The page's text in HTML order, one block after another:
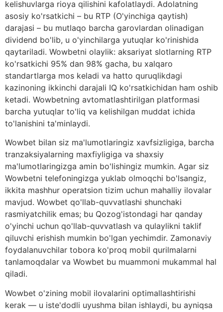
kelishuvlarga rioya qilishini kafolatlaydi. Adolatning
asosiy ko'rsatkichi – bu RTP (O'yinchiga qaytish)
darajasi – bu mutlaqo barcha garovlardan olinadigan
dividend bo'lib, u o'yinchilarga yutuqlar ko'rinishida
qaytariladi. Wowbetni olaylik: aksariyat slotlarning RTP
ko'rsatkichi 95% dan 98% gacha, bu xalqaro
standartlarga mos keladi va hatto quruqlikdagi
kazinoning ikkinchi darajali IQ ko'rsatkichidan ham oshib
ketadi. Wowbetning avtomatlashtirilgan platformasi
barcha yutuqlar to'liq va kelishilgan muddat ichida
to'lanishini ta'minlaydi.
Wowbet bilan siz ma'lumotlaringiz xavfsizligiga, barcha
tranzaksiyalarning maxfiyligiga va shaxsiy
ma'lumotlaringizga amin bo'lishingiz mumkin. Agar siz
Wowbetni telefoningizga yuklab olmoqchi bo'lsangiz,
ikkita mashhur operatsion tizim uchun mahalliy ilovalar
mavjud. Wowbet qo'llab-quvvatlashi shunchaki
rasmiyatchilik emas; bu Qozog'istondagi har qanday
o'yinchi uchun qo'llab-quvvatlash va qulaylikni taklif
qiluvchi erishish mumkin bo'lgan yechimdir. Zamonaviy
foydalanuvchilar tobora ko'proq mobil qurilmalarni
tanlamoqdalar va Wowbet bu muammoni mukammal hal
qiladi.
Wowbet o'zining mobil ilovalarini optimallashtirishi
kerak — u iste'dodli uyushma bilan ishlaydi, bu ayniqsa